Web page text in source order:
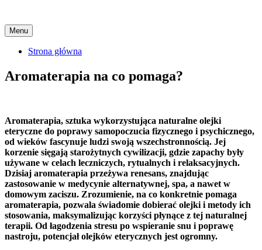
Menu Skip
to
content
Strona główna
Aromaterapia na co pomaga?
Aromaterapia, sztuka wykorzystująca naturalne olejki
eteryczne do poprawy samopoczucia fizycznego i psychicznego,
od wieków fascynuje ludzi swoją wszechstronnością. Jej
korzenie sięgają starożytnych cywilizacji, gdzie zapachy były
używane w celach leczniczych, rytualnych i relaksacyjnych.
Dzisiaj aromaterapia przeżywa renesans, znajdując
zastosowanie w medycynie alternatywnej, spa, a nawet w
domowym zaciszu. Zrozumienie, na co konkretnie pomaga
aromaterapia, pozwala świadomie dobierać olejki i metody ich
stosowania, maksymalizując korzyści płynące z tej naturalnej
terapii. Od łagodzenia stresu po wspieranie snu i poprawę
nastroju, potencjał olejków eterycznych jest ogromny.